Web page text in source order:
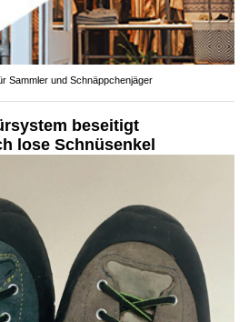
Sammler und Schnäppchenjäger
beseitigt
lose Schnüsenkel